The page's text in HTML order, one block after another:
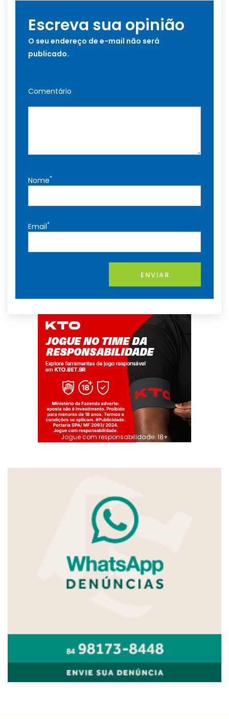
Escreva sua opinião
O seu endereço de e-mail não será
publicado.
Comentário
Nome*
Email*
ENVIAR
Jogue com responsabilidade. 18+